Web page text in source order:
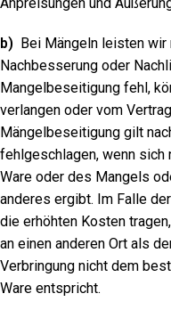
b) Bei Mängeln leisten wir
Nachbesserung oder
Mangelbeseitigung fehl,
verlangen oder vom
Mängelbeseitigung gilt
fehlgeschlagen, wenn
Ware oder des Mangels
anderes ergibt. Im Falle
die erhöhten Kosten
an einen anderen Ort als
Verbringung nicht dem
Ware entspricht.